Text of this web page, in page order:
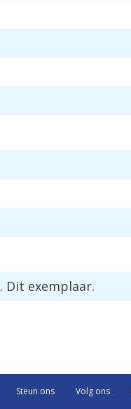
. Dit exemplaar.
Steun ons Volg ons